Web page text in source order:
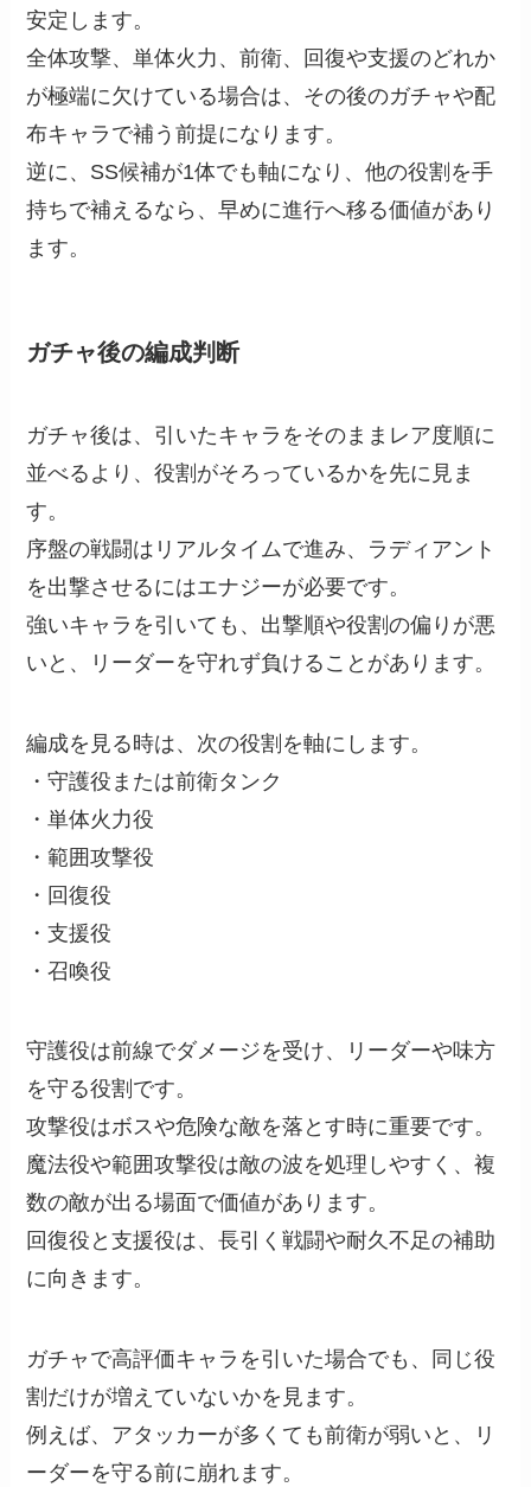
安定します。
全体攻撃、単体火力、前衛、回復や支援のどれか
が極端に欠けている場合は、その後のガチャや配
布キャラで補う前提になります。
逆に、SS候補が1体でも軸になり、他の役割を手
持ちで補えるなら、早めに進行へ移る価値があり
ます。
ガチャ後の編成判断
ガチャ後は、引いたキャラをそのままレア度順に
並べるより、役割がそろっているかを先に見ま
す。
序盤の戦闘はリアルタイムで進み、ラディアント
を出撃させるにはエナジーが必要です。
強いキャラを引いても、出撃順や役割の偏りが悪
いと、リーダーを守れず負けることがあります。
編成を見る時は、次の役割を軸にします。
・守護役または前衛タンク
・単体火力役
・範囲攻撃役
・回復役
・支援役
・召喚役
守護役は前線でダメージを受け、リーダーや味方
を守る役割です。
攻撃役はボスや危険な敵を落とす時に重要です。
魔法役や範囲攻撃役は敵の波を処理しやすく、複
数の敵が出る場面で価値があります。
回復役と支援役は、長引く戦闘や耐久不足の補助
に向きます。
ガチャで高評価キャラを引いた場合でも、同じ役
割だけが増えていないかを見ます。
例えば、アタッカーが多くても前衛が弱いと、リ
ーダーを守る前に崩れます。